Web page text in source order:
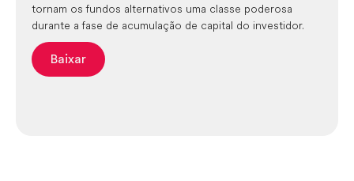
tornam os fundos alternativos uma classe poderosa
durante a fase de acumulação de capital do investidor.
Baixar